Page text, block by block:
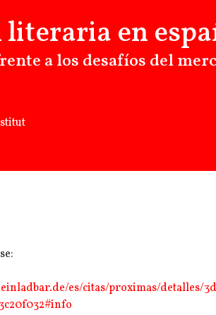
literaria en
a los desafíos del
es/citas/proximas/detalles/